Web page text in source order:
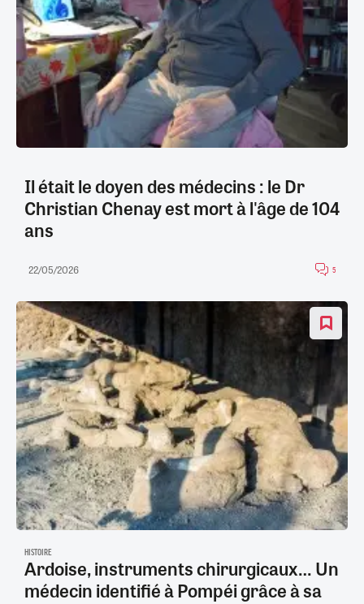
Il était le doyen des médecins : le Dr
Christian Chenay est mort à l'âge de 104
ans
22/05/2026 5
HISTOIRE
Ardoise, instruments chirurgicaux… Un
médecin identifié à Pompéi grâce à sa